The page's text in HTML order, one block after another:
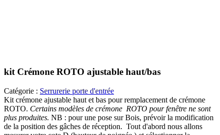
kit Crémone ROTO ajustable haut/bas
Catégorie : Serrurerie porte d'entrée
Kit crémone ajustable haut et bas pour remplacement de crémone
ROTO. Certains modèles de crémone ROTO pour fenêtre ne sont
plus produites. NB : pour une pose sur Bois, prévoir la modification
de la position des gâches de réception. Tout d'abord nous allons